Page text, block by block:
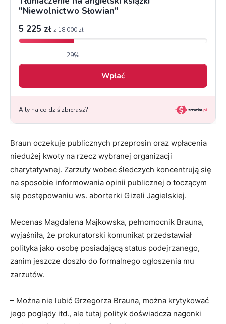
Braun oczekuje publicznych przeprosin oraz wpłacenia
niedużej kwoty na rzecz wybranej organizacji
charytatywnej. Zarzuty wobec śledczych koncentrują się
na sposobie informowania opinii publicznej o toczącym
się postępowaniu ws. aborterki Gizeli Jagielskiej.
Mecenas Magdalena Majkowska, pełnomocnik Brauna,
wyjaśniła, że prokuratorski komunikat przedstawiał
polityka jako osobę posiadającą status podejrzanego,
zanim jeszcze doszło do formalnego ogłoszenia mu
zarzutów.
– Można nie lubić Grzegorza Brauna, można krytykować
jego poglądy itd., ale tutaj polityk doświadcza nagonki